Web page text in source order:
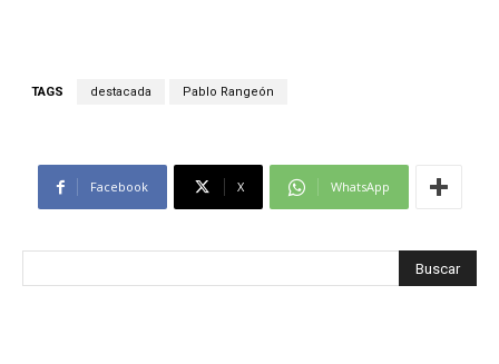
TAGS destacada Pablo Rangeón
Facebook X WhatsApp